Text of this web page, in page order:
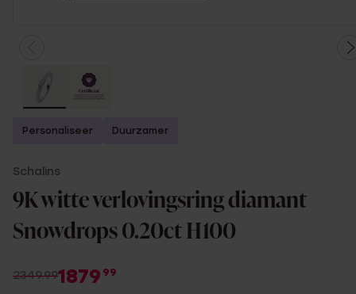
Personaliseer Duurzamer
Schalins
9K witte verlovingsring diamant
Snowdrops 0.20ct H100
2349.991879 99